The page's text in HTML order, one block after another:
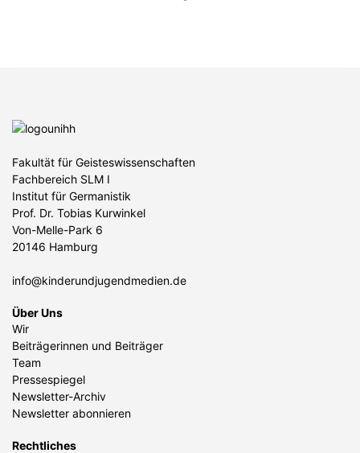
Fakultät für Geisteswissenschaften
Fachbereich SLM I
Institut für Germanistik
Prof. Dr. Tobias Kurwinkel
Von-Melle-Park 6
20146 Hamburg
info@kinderundjugendmedien.de
Über Uns
Wir
Beiträgerinnen und Beiträger
Team
Pressespiegel
Newsletter-Archiv
Newsletter abonnieren
Rechtliches